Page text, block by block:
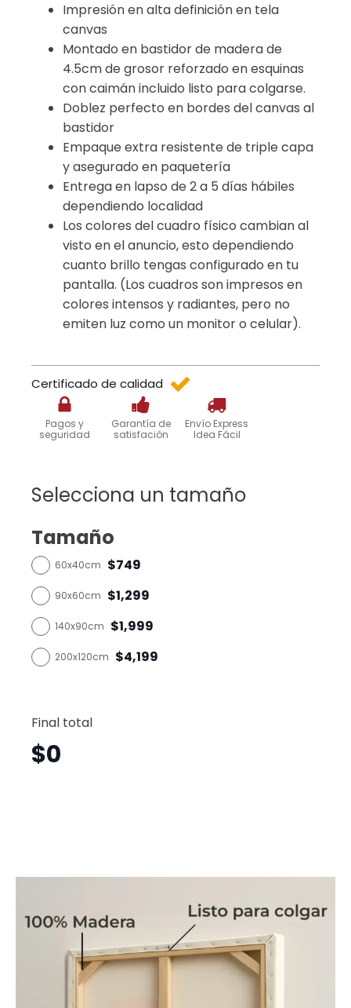
Impresión en alta definición en tela
canvas
Montado en bastidor de madera de
4.5cm de grosor reforzado en esquinas
con caimán incluido listo para colgarse.
Doblez perfecto en bordes del canvas al
bastidor
Empaque extra resistente de triple capa
y asegurado en paquetería
Entrega en lapso de 2 a 5 días hábiles
dependiendo localidad
Los colores del cuadro físico cambian al
visto en el anuncio, esto dependiendo
cuanto brillo tengas configurado en tu
pantalla. (Los cuadros son impresos en
colores intensos y radiantes, pero no
emiten luz como un monitor o celular).
Certificado de calidad
Pagos y
seguridad
Garantía de
satisfación
Envío Express
Idea Fácil
Selecciona un tamaño
Tamaño
60x40cm $749
90x60cm $1,299
140x90cm $1,999
200x120cm $4,199
Final total
$0